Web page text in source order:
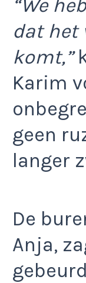
“We
dat het
komt,”
Karim
geen
langer
De
Anja,